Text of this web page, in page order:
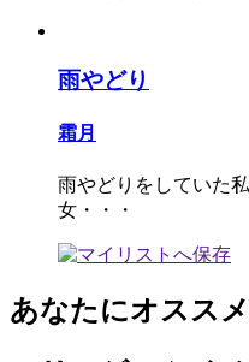
雨やどり
霜月
雨やどりをしていた
女・・・
あなたにオスス